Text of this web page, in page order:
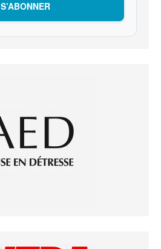
S’ABONNER